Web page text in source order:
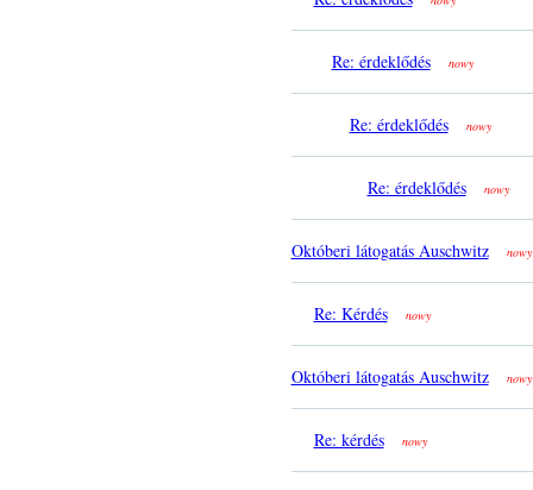
Re: érdeklődés nowy
Re: érdeklődés nowy
Re: érdeklődés nowy
Októberi látogatás Auschwitz nowy
Re: Kérdés nowy
Októberi látogatás Auschwitz nowy
Re: kérdés nowy